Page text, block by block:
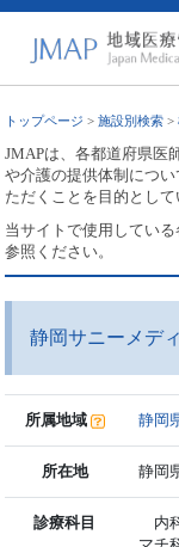
トップページ >施設別検索 >
JMAPは、各都道府県医
や介護の提供体制につ
ただくことを目的として
当サイトで使用してい
参照ください。
静岡サニーメデ
所属地域 静岡
所在地 静岡
診療科目
内